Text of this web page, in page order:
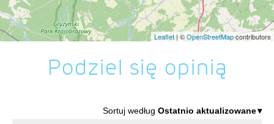
Leaflet | ©OpenStreetMapcontributors
Podziel się opinią